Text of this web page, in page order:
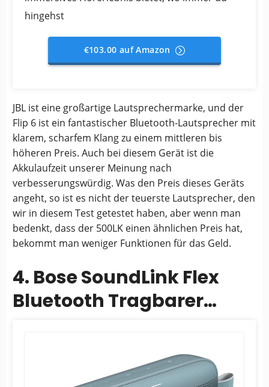
hingehst
€103.00 auf Amazon
JBL ist eine großartige Lautsprechermarke, und der
Flip 6 ist ein fantastischer Bluetooth-Lautsprecher mit
klarem, scharfem Klang zu einem mittleren bis
höheren Preis. Auch bei diesem Gerät ist die
Akkulaufzeit unserer Meinung nach
verbesserungswürdig. Was den Preis dieses Geräts
angeht, so ist es nicht der teuerste Lautsprecher, den
wir in diesem Test getestet haben, aber wenn man
bedenkt, dass der 500LK einen ähnlichen Preis hat,
bekommt man weniger Funktionen für das Geld.
4. Bose SoundLink Flex
Bluetooth Tragbarer
Wasserdichter Lautspr...